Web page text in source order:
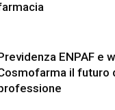
ENPAF e
il futuro